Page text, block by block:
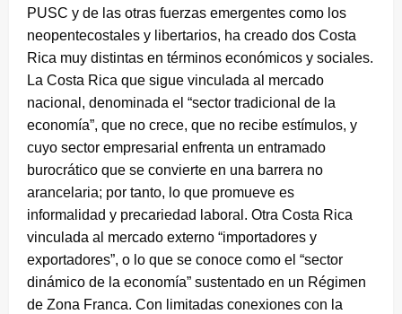
PUSC y de las otras fuerzas emergentes como los
neopentecostales y libertarios, ha creado dos Costa
Rica muy distintas en términos económicos y sociales.
La Costa Rica que sigue vinculada al mercado
nacional, denominada el “sector tradicional de la
economía”, que no crece, que no recibe estímulos, y
cuyo sector empresarial enfrenta un entramado
burocrático que se convierte en una barrera no
arancelaria; por tanto, lo que promueve es
informalidad y precariedad laboral. Otra Costa Rica
vinculada al mercado externo “importadores y
exportadores”, o lo que se conoce como el “sector
dinámico de la economía” sustentado en un Régimen
de Zona Franca. Con limitadas conexiones con la